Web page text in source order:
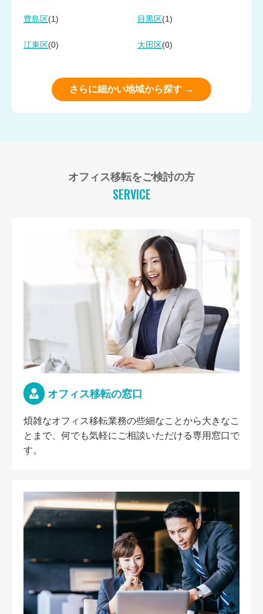
豊島区 (1) 目黒区 (1)
江東区 (0) 大田区 (0)
さらに細かい地域から探す →
オフィス移転をご検討の方
SERVICE
オフィス移転の窓口
煩雑なオフィス移転業務の些細なことから大きなこ
とまで、何でも気軽にご相談いただける専用窓口で
す。